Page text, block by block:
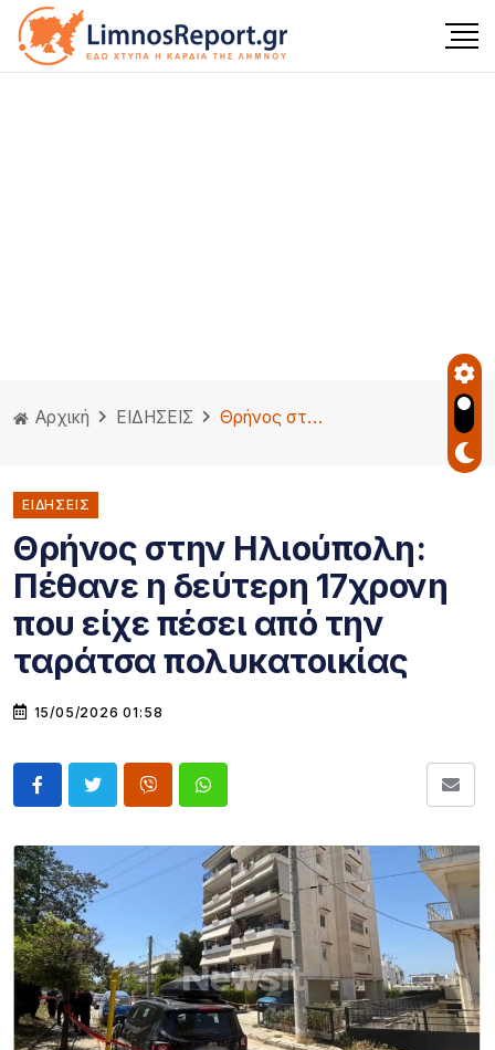
Αρχική ΕΙΔΗΣΕΙΣ Θρήνος στην Ηλιούπολη: Πέθανε η δεύτερη 17χρονη που είχε πέσει από την ταράτσα πολυκατοικίας
ΕΙΔΗΣΕΙΣ
Θρήνος στην Ηλιούπολη:
Πέθανε η δεύτερη 17χρονη
που είχε πέσει από την
ταράτσα πολυκατοικίας
15/05/2026 01:58